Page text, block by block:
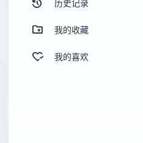
历史记录
我的收藏
我的喜欢